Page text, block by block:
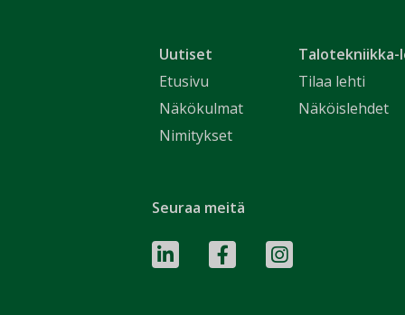
Uutiset
Etusivu
Näkökulmat
Nimitykset
Tilaa lehti
Näköislehdet
Seuraa meitä